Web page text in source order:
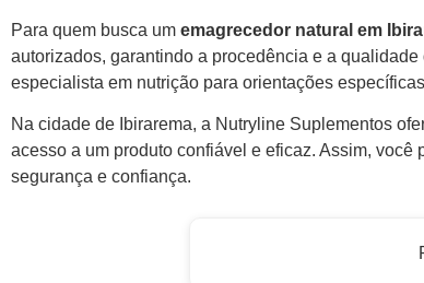
Para quem busca um emagrecedor natural em
autorizados, garantindo a procedência e a
especialista em nutrição para orientações
Na cidade de Ibirarema, a Nutryline Suplementos
acesso a um produto confiável e eficaz. Assim,
segurança e confiança.